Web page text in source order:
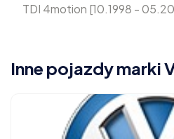
TDI 4motion [10.1998 -
Inne pojazdy marki